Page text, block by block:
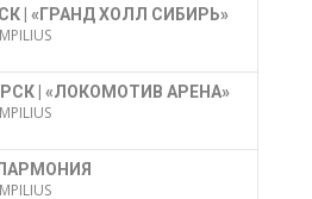
| «ГРАНД ХОЛЛ СИБИРЬ»
| «ЛОКОМОТИВ АРЕНА»